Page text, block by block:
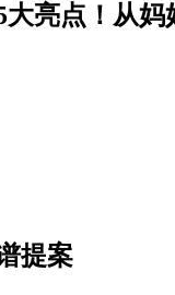
亮点！从妈
提案